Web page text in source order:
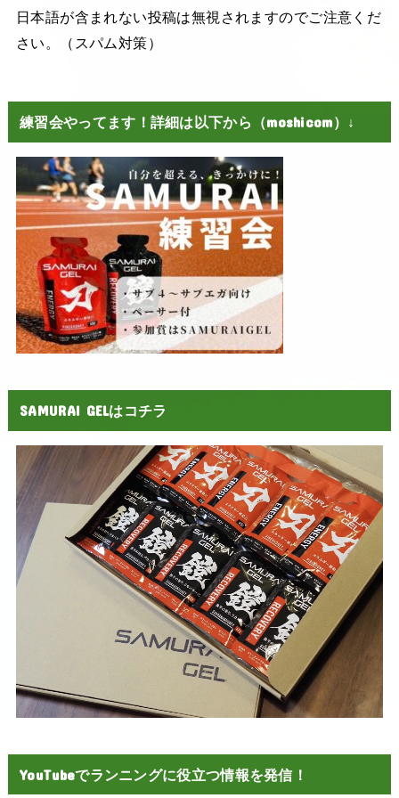
日本語が含まれない投稿は無視されますのでご注意くだ
さい。（スパム対策）
練習会やってます！詳細は以下から（moshicom）↓
SAMURAI GELはコチラ
YouTubeでランニングに役立つ情報を発信！